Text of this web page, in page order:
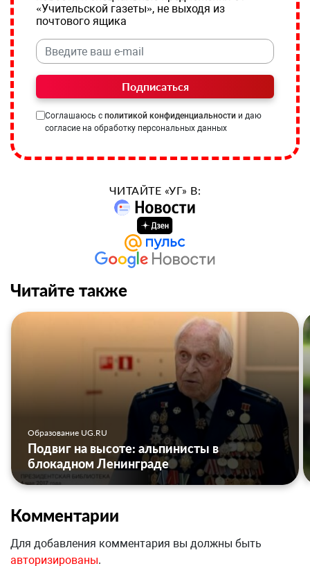
«Учительской газеты», не выходя из
почтового ящика
Подписаться
Соглашаюсь с политикой конфиденциальности и даю
согласие на обработку персональных данных
ЧИТАЙТЕ «УГ» В:
Читайте также
Образование UG.RU
Подвиг на высоте: альпинисты в
блокадном Ленинграде
Комментарии
Для добавления комментария вы должны быть
авторизированы.